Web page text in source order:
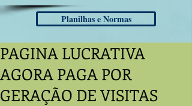
Planilhas e Normas
PAGINA LUCRATIVA
AGORA PAGA POR
GERAÇÃO DE VISITAS